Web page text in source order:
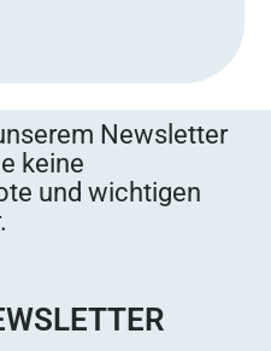
Newsletter
keine
und wichtigen